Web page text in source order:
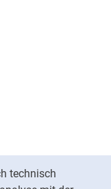
technisch